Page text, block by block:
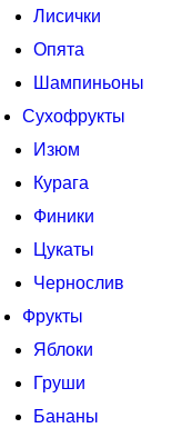
Лисички
Опята
Шампиньоны
Сухофрукты
Изюм
Курага
Финики
Цукаты
Чернослив
Фрукты
Яблоки
Груши
Бананы